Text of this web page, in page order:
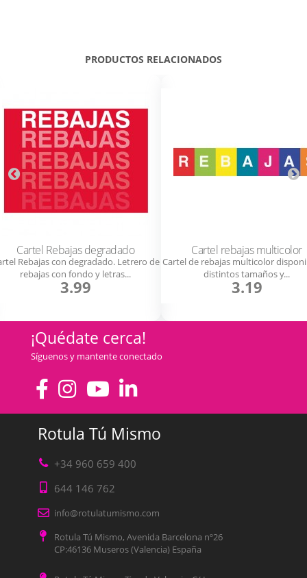
PRODUCTOS RELACIONADOS
Cartel Rebajas degradado
Rebajas con degradado. Letrero de
rebajas con fondo y letras...
3.99
Cartel rebajas multicolor
Cartel de rebajas multicolor
distintos tamaños y...
3.19
¡Quédate cerca!
Síguenos y mantente conectado
Rotula Tú Mismo
+34 960 659 400
644 146 762
info@rotulatumismo.com
Rotula Tú Mismo, Avenida Barcelona nº26
CP:46136 Museros (Valencia) España